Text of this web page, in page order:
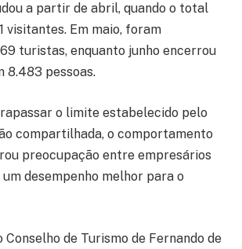
a partir de abril, quando o total
visitantes. Em maio, foram
turistas, enquanto junho encerrou
8.483 pessoas.
o limite estabelecido pelo
compartilhada, o comportamento
preocupação entre empresários
desempenho melhor para o
Conselho de Turismo de Fernando de